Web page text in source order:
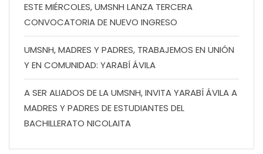
ESTE MIÉRCOLES, UMSNH LANZA TERCERA
CONVOCATORIA DE NUEVO INGRESO
UMSNH, MADRES Y PADRES, TRABAJEMOS EN UNIÓN
Y EN COMUNIDAD: YARABÍ ÁVILA
A SER ALIADOS DE LA UMSNH, INVITA YARABÍ ÁVILA A
MADRES Y PADRES DE ESTUDIANTES DEL
BACHILLERATO NICOLAITA